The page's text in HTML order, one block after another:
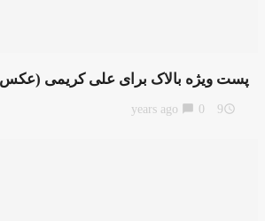
پست ویژه بالاک برای علی کریمی (عکس)
access_time
9 years ago
chat_bubble